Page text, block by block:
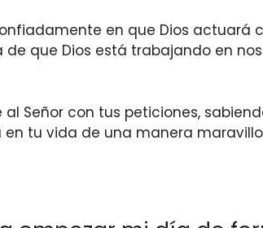
en que Dios actuará
que Dios está trabajando en
Señor con tus peticiones,
tu vida de una manera